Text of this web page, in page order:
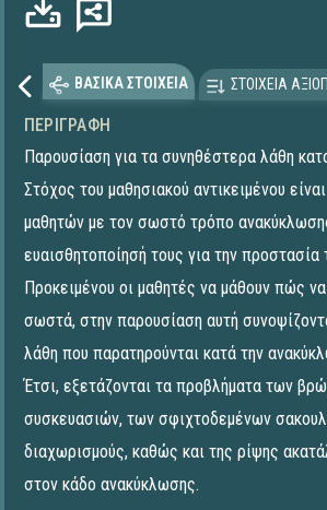
ΒΑΣΙΚΑ ΣΤΟΙΧΕΙΑ ΣΤΟΙΧΕΙΑ
ΠΕΡΙΓΡΑΦΉ
Παρουσίαση για τα συνηθέστερα λάθη
Στόχος του μαθησιακού αντικειμένου
μαθητών με τον σωστό τρόπο
ευαισθητοποίησή τους για την προστασία
Προκειμένου οι μαθητές να μάθουν πώς
σωστά, στην παρουσίαση αυτή
λάθη που παρατηρούνται κατά την
Έτσι, εξετάζονται τα προβλήματα των
συσκευασιών, των σφιχτοδεμένων
διαχωρισμούς, καθώς και της ρίψης
στον κάδο ανακύκλωσης.